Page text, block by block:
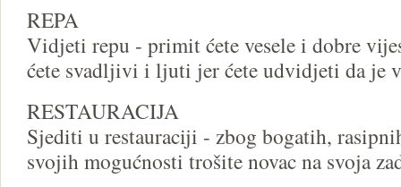
REPA
Vidjeti repu - primit ćete vesele i dobre
ćete svadljivi i ljuti jer ćete udvidjeti da je
RESTAURACIJA
Sjediti u restauraciji - zbog bogatih,
svojih mogućnosti trošite novac na svoja